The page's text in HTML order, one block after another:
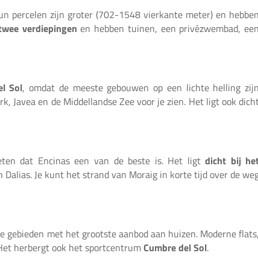
percelen zijn groter (702-1548 vierkante meter) en hebben
verdiepingen en hebben tuinen, een privézwembad, een
Sol, omdat de meeste gebouwen op een lichte helling zijn
Javea en de Middellandse Zee voor je zien. Het ligt ook
dat Encinas een van de beste is. Het ligtdicht bij
Dalias. Je kunt het strand van Moraig in korte tijd over de
met het grootste aanbod aan huizen. Moderne flats,
herbergt ook het sportcentrumCumbre del Sol.